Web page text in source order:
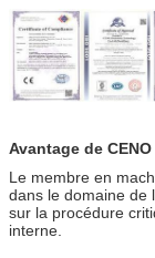
Avantage de CENO
Le membre en
dans le domaine de
sur la procédure
interne.